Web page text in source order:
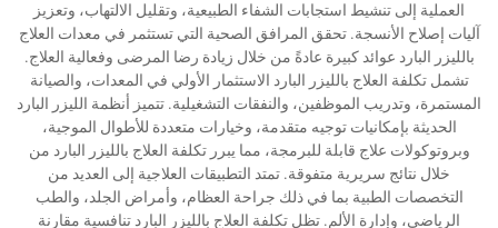
العملية إلى تنشيط استجابات الشفاء الطبيعية، وتقليل الالتهاب، وتعزيز
آليات إصلاح الأنسجة. تحقق المرافق الصحية التي تستثمر في معدات العلاج
بالليزر البارد عوائد كبيرة عادةً من خلال زيادة رضا المرضى وفعالية العلاج.
تشمل تكلفة العلاج بالليزر البارد الاستثمار الأولي في المعدات، والصيانة
المستمرة، وتدريب الموظفين، والنفقات التشغيلية. تتميز أنظمة الليزر البارد
الحديثة بإمكانيات توجيه متقدمة، وخيارات متعددة للأطوال الموجية،
وبروتوكولات علاج قابلة للبرمجة، مما يبرر تكلفة العلاج بالليزر البارد من
خلال نتائج سريرية متفوقة. تمتد التطبيقات العلاجية إلى العديد من
التخصصات الطبية بما في ذلك جراحة العظام، وأمراض الجلد، والطب
الرياضي، وإدارة الألم. تظل تكلفة العلاج بالليزر البارد تنافسية مقارنة